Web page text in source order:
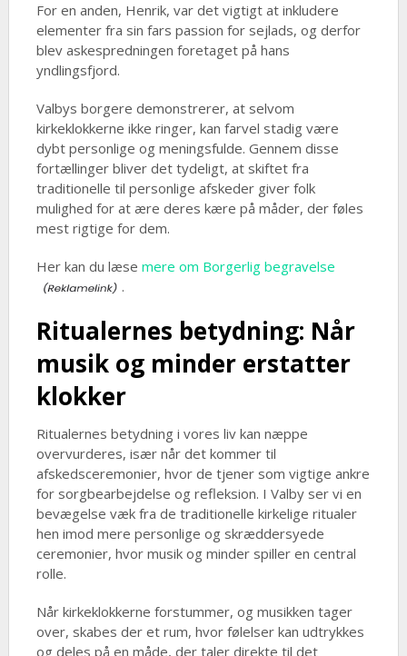
For en anden, Henrik, var det vigtigt at inkludere
elementer fra sin fars passion for sejlads, og derfor
blev askespredningen foretaget på hans
yndlingsfjord.
Valbys borgere demonstrerer, at selvom
kirkeklokkerne ikke ringer, kan farvel stadig være
dybt personlige og meningsfulde. Gennem disse
fortællinger bliver det tydeligt, at skiftet fra
traditionelle til personlige afskeder giver folk
mulighed for at ære deres kære på måder, der føles
mest rigtige for dem.
Her kan du læse mere om Borgerlig begravelse
.
Ritualernes betydning: Når
musik og minder erstatter
klokker
Ritualernes betydning i vores liv kan næppe
overvurderes, især når det kommer til
afskedsceremonier, hvor de tjener som vigtige ankre
for sorgbearbejdelse og refleksion. I Valby ser vi en
bevægelse væk fra de traditionelle kirkelige ritualer
hen imod mere personlige og skræddersyede
ceremonier, hvor musik og minder spiller en central
rolle.
Når kirkeklokkerne forstummer, og musikken tager
over, skabes der et rum, hvor følelser kan udtrykkes
og deles på en måde, der taler direkte til det